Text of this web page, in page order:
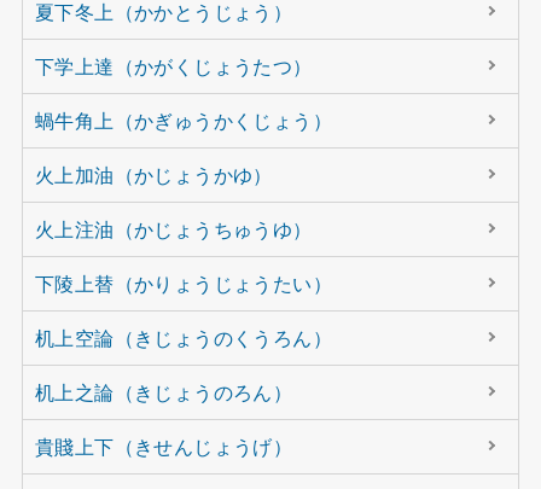
夏下冬上（かかとうじょう）
下学上達（かがくじょうたつ）
蝸牛角上（かぎゅうかくじょう）
火上加油（かじょうかゆ）
火上注油（かじょうちゅうゆ）
下陵上替（かりょうじょうたい）
机上空論（きじょうのくうろん）
机上之論（きじょうのろん）
貴賤上下（きせんじょうげ）